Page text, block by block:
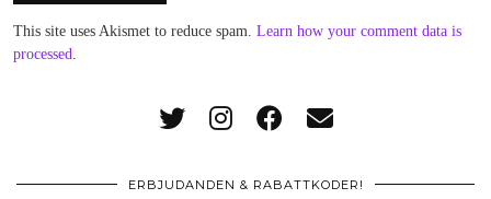
This site uses Akismet to reduce spam. Learn how your comment data is
processed.
ERBJUDANDEN & RABATTKODER!